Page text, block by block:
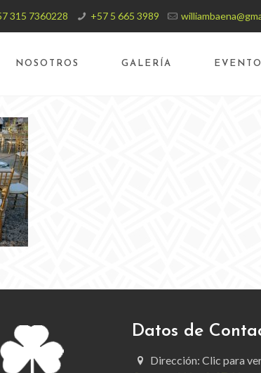
315 7360228 +57 5 665 3989
NOSOTROS GALERÍA
Datos de
Dirección: Clic para